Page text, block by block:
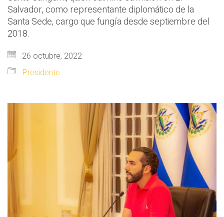
Salvador, como representante diplomático de la
Santa Sede, cargo que fungía desde septiembre del
2018.
26 octubre, 2022
Presidente